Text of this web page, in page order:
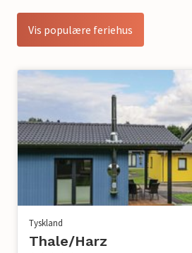
Vis populære feriehus
Tyskland
Thale/Harz